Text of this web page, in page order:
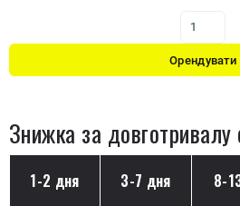
Орендувати
Знижка за довготривалу
1-2 дня 3-7 дня 8-